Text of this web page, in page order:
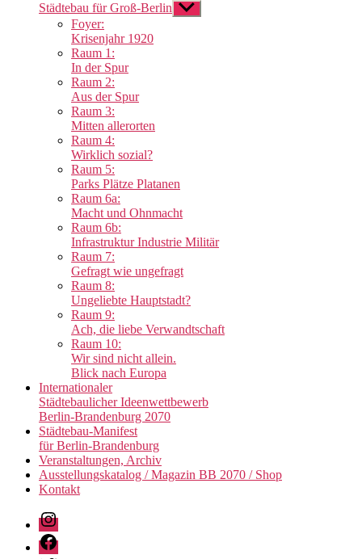
Städtebau für Groß-Berlin Untermenü
anzeigen
Foyer:
Krisenjahr 1920
Raum 1:
In der Spur
Raum 2:
Aus der Spur
Raum 3:
Mitten allerorten
Raum 4:
Wirklich sozial?
Raum 5:
Parks Plätze Platanen
Raum 6a:
Macht und Ohnmacht
Raum 6b:
Infrastruktur Industrie Militär
Raum 7:
Gefragt wie ungefragt
Raum 8:
Ungeliebte Hauptstadt?
Raum 9:
Ach, die liebe Verwandtschaft
Raum 10:
Wir sind nicht allein.
Blick nach Europa
Internationaler
Städtebaulicher Ideenwettbewerb
Berlin-Brandenburg 2070
Städtebau-Manifest
für Berlin-Brandenburg
Veranstaltungen, Archiv
Ausstellungskatalog / Magazin BB 2070 / Shop
Kontakt
Instagram
Facebook